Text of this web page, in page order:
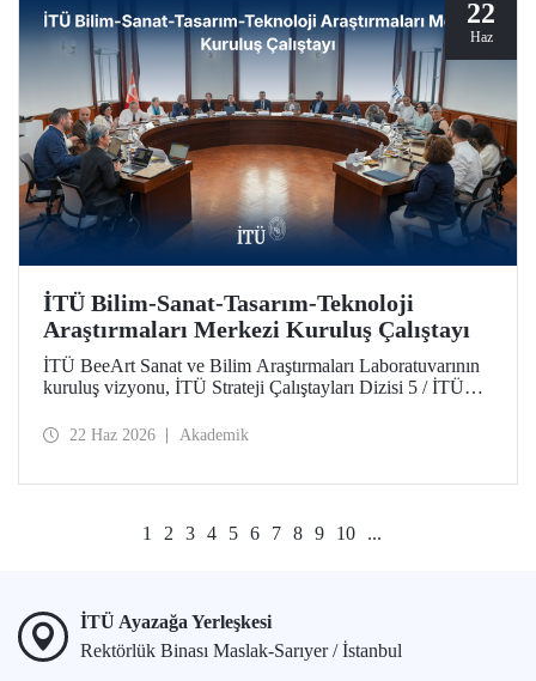
22
Haz
İTÜ Bilim-Sanat-Tasarım-Teknoloji
Araştırmaları Merkezi Kuruluş Çalıştayı
İTÜ BeeArt Sanat ve Bilim Araştırmaları Laboratuvarının
kuruluş vizyonu, İTÜ Strateji Çalıştayları Dizisi 5 / İTÜ
Kuruluş Çalıştayı’nda değerlendirildi.
22 Haz 2026 Akademik
1 2 3 4 5 6 7 8 9 10 ...
İTÜ Ayazağa Yerleşkesi
Rektörlük Binası Maslak-Sarıyer / İstanbul